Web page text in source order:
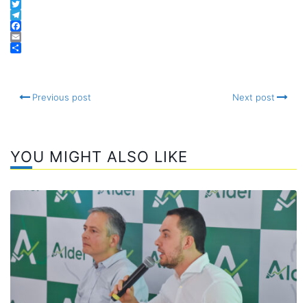
WhatsApp
Twitter
Telegram
Facebook
Email
Previous post Next post
YOU MIGHT ALSO LIKE